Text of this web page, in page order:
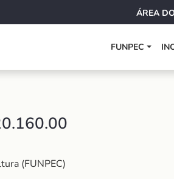
ÁREA
FUNPEC
(FUNPEC)